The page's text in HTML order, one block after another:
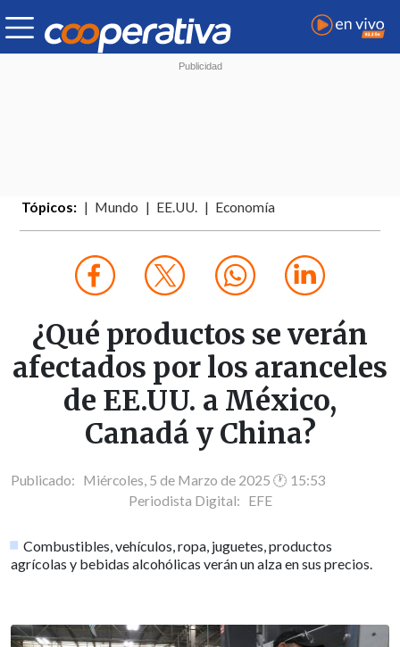
Tópicos: Mundo EE.UU. Economía
¿Qué productos se verán
afectados por los aranceles
de EE.UU. a México,
Canadá y China?
Publicado: Miércoles, 5 de Marzo de 2025 🕐 15:53
Periodista Digital: EFE
Combustibles, vehículos, ropa, juguetes, productos
agrícolas y bebidas alcohólicas verán un alza en sus precios.